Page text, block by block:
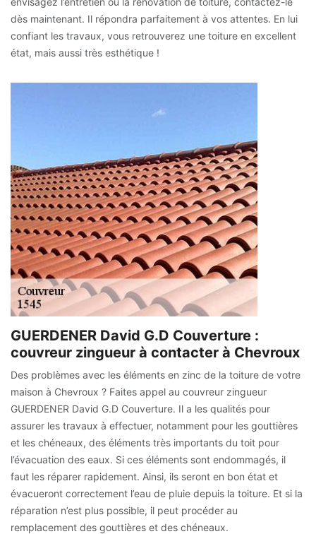
dès maintenant. Il répondra parfaitement à vos attentes. En lui
confiant les travaux, vous retrouverez une toiture en excellent
état, mais aussi très esthétique !
GUERDENER David G.D Couverture :
couvreur zingueur à contacter à Chevroux
Des problèmes avec les éléments en zinc de la toiture de votre
maison à Chevroux ? Faites appel au couvreur zingueur
GUERDENER David G.D Couverture. Il a les qualités pour
assurer les travaux à effectuer, notamment pour les gouttières
et les chéneaux, des éléments très importants du toit pour
l’évacuation des eaux. Si ces éléments sont endommagés, il
faut les réparer rapidement. Ainsi, ils seront en bon état et
évacueront correctement l’eau de pluie depuis la toiture. Et si la
réparation n’est plus possible, il peut procéder au
remplacement des gouttières et des chéneaux.